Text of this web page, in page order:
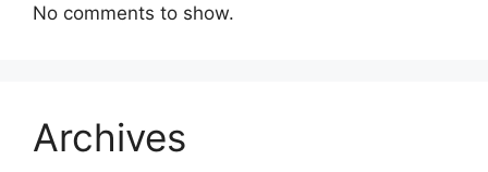
No comments to show.
Archives